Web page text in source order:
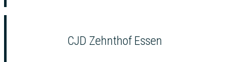
CJD Zehnthof Essen